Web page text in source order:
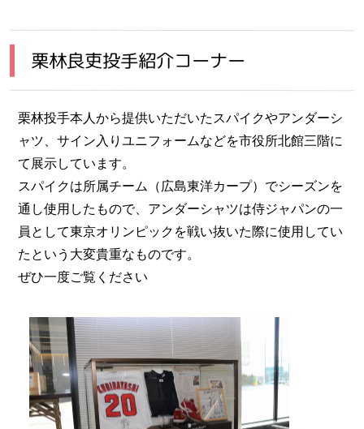
栗林良吏投手紹介コーナー
栗林投手本人から提供いただいたスパイクやアンダーシ
ャツ、サイン入りユニフォームなどを市役所北館三階に
て展示しています。
スパイクは所属チーム（広島東洋カープ）でシーズンを
通し使用したもので、アンダーシャツは侍ジャパンの一
員として東京オリンピックを戦い抜いた際に使用してい
たという大変貴重なものです。
ぜひ一度ご覧ください